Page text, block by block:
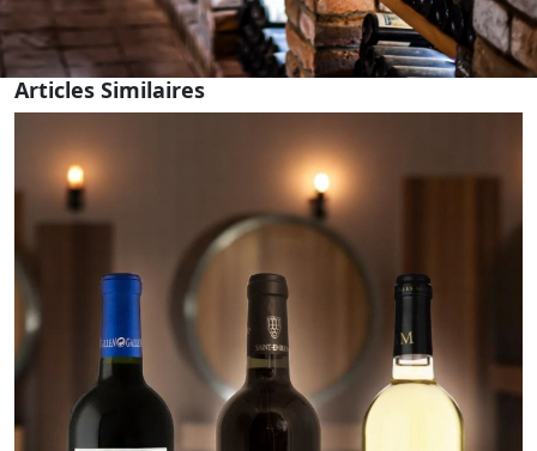
Articles Similaires